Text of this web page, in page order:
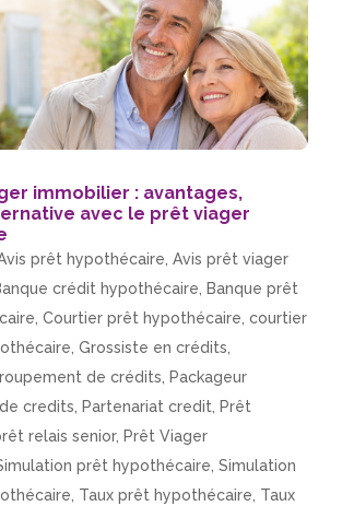
immobilier : avantages,
avec le prêt viager
prêt hypothécaire,Avis prêt viager
crédit hypothécaire, Banque prêt
,Courtier prêt hypothécaire,courtier
,Grossiste en crédits,
de crédits, Packageur
credits, Partenariat credit, Prêt
relais senior, Prêt Viager
prêt hypothécaire,Simulation
, Taux prêt hypothécaire, Taux